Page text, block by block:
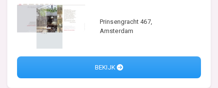
Prinsengracht 467,
Amsterdam
BEKIJK